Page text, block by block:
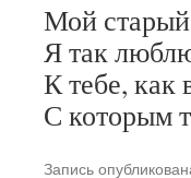
Мой
Я так
К тебе, как
С которым
Запись